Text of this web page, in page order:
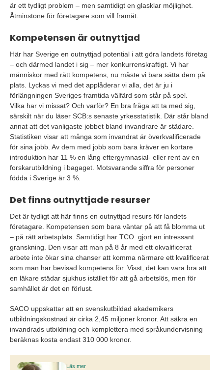
är ett tydligt problem – men samtidigt en glasklar möjlighet.
Åtminstone för företagare som vill framåt.
Kompetensen är outnyttjad
Här har Sverige en outnyttjad potential i att göra landets företag
– och därmed landet i sig – mer konkurrenskraftigt. Vi har
människor med rätt kompetens, nu måste vi bara sätta dem på
plats. Lyckas vi med det applåderar vi alla, det är ju i
förlängningen Sveriges framtida välfärd som står på spel.
Vilka har vi missat? Och varför? En bra fråga att ta med sig,
särskilt när du läser SCB:s senaste yrkesstatistik. Där står bland
annat att det vanligaste jobbet bland invandrare är städare.
Statistiken visar att många som invandrat är överkvalificerade
för sina jobb. Av dem med jobb som bara kräver en kortare
introduktion har 11 % en lång eftergymnasial- eller rent av en
forskarutbildning i bagaget. Motsvarande siffra för personer
födda i Sverige är 3 %.
Det finns outnyttjade resurser
Det är tydligt att här finns en outnyttjad resurs för landets
företagare. Kompetensen som bara väntar på att få blomma ut
– på rätt arbetsplats. Samtidigt har TCO gjort en intressant
granskning. Den visar att man på 8 år med ett okvalificerat
arbete inte ökar sina chanser att komma närmare ett kvalificerat
som man har bevisad kompetens för. Visst, det kan vara bra att
en läkare städar sjukhus istället för att gå arbetslös, men för
samhället är det en förlust.
SACO uppskattar att en svenskutbildad akademikers
utbildningskostnad är cirka 2,45 miljoner kronor. Att säkra en
invandrads utbildning och komplettera med språkundervisning
beräknas kosta endast 310 000 kronor.
Läs mer